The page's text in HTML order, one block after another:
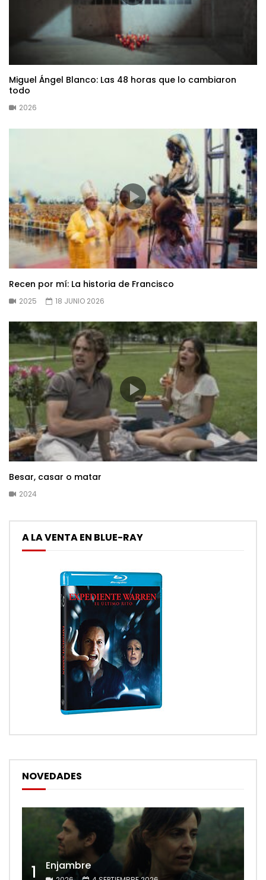
Miguel Ángel Blanco: Las 48 horas que lo cambiaron
todo
2026
Recen por mí: La historia de Francisco
2025 18 JUNIO 2026
Besar, casar o matar
2024
A LA VENTA EN BLUE-RAY
NOVEDADES
1 Enjambre